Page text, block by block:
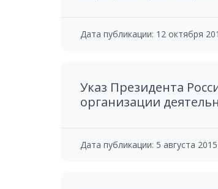
Дата публикации: 12 октября
Указ Президента
организации
Дата публикации: 5 августа 2015